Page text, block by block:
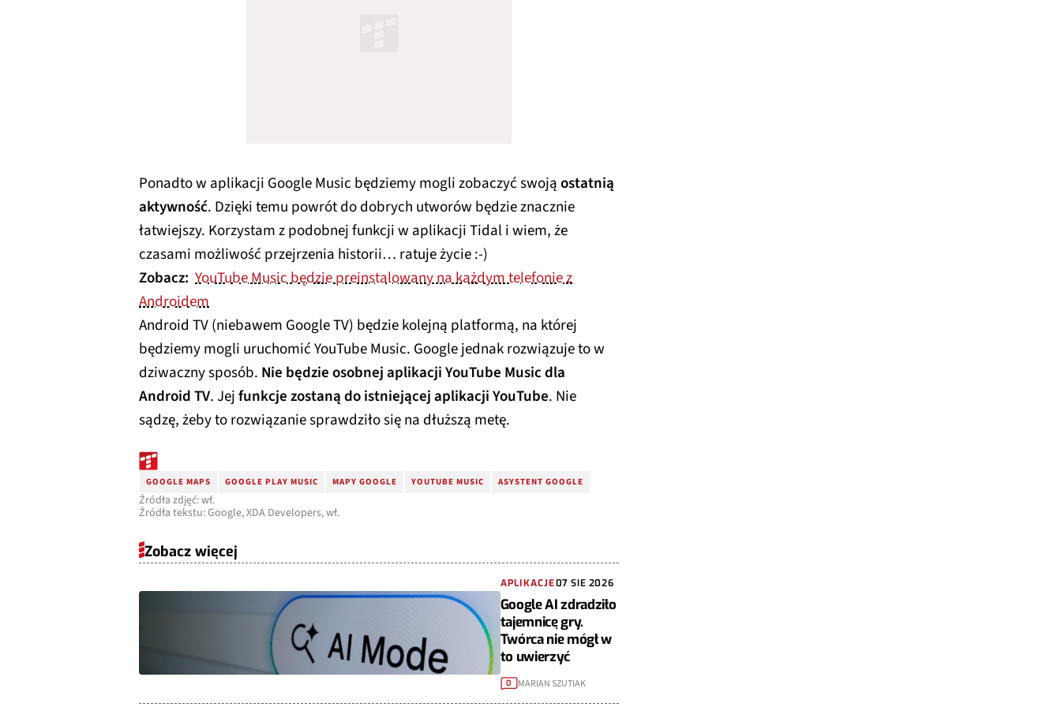
Ponadto w aplikacji Google Music będziemy mogli zobaczyć swojąostatnią
aktywność. Dzięki temu powrót do dobrych utworów będzie znacznie
łatwiejszy. Korzystam z podobnej funkcji w aplikacji Tidal i wiem, że
czasami możliwość przejrzenia historii… ratuje życie :-)
Zobacz: YouTube Music będzie preinstalowany na każdym telefonie z
Androidem
Android TV (niebawem Google TV) będzie kolejną platformą, na której
będziemy mogli uruchomić YouTube Music. Google jednak rozwiązuje to w
dziwaczny sposób. Nie będzie osobnej aplikacji YouTube Music dla
Android TV. Jejfunkcje zostaną do istniejącej aplikacji YouTube. Nie
sądzę, żeby to rozwiązanie sprawdziło się na dłuższą metę.
GOOGLE MAPS GOOGLE PLAY MUSIC MAPY GOOGLE YOUTUBE MUSIC ASYSTENT GOOGLE
Źródła zdjęć: wł.
Źródła tekstu: Google, XDA Developers, wł.
Zobacz więcej
APLIKACJE07 SIE 2026
Google AI zdradziło
tajemnicę gry.
Twórca nie mógł w
to uwierzyć
0 MARIAN SZUTIAK